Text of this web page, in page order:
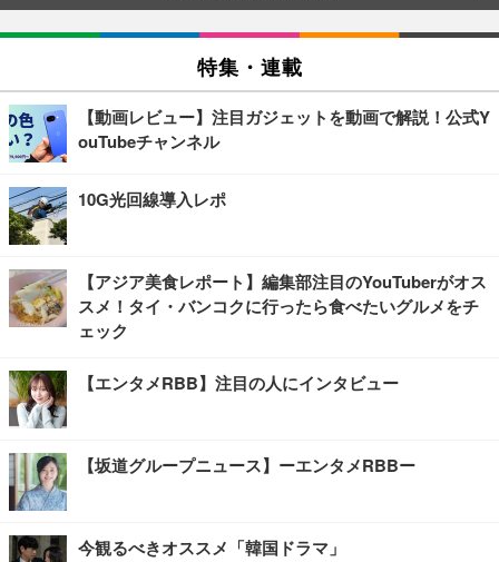
特集・連載
【動画レビュー】注目ガジェットを動画で解説！公式Y
ouTubeチャンネル
10G光回線導入レポ
【アジア美食レポート】編集部注目のYouTuberがオス
スメ！タイ・バンコクに行ったら食べたいグルメをチ
ェック
【エンタメRBB】注目の人にインタビュー
【坂道グループニュース】ーエンタメRBBー
今観るべきオススメ「韓国ドラマ」